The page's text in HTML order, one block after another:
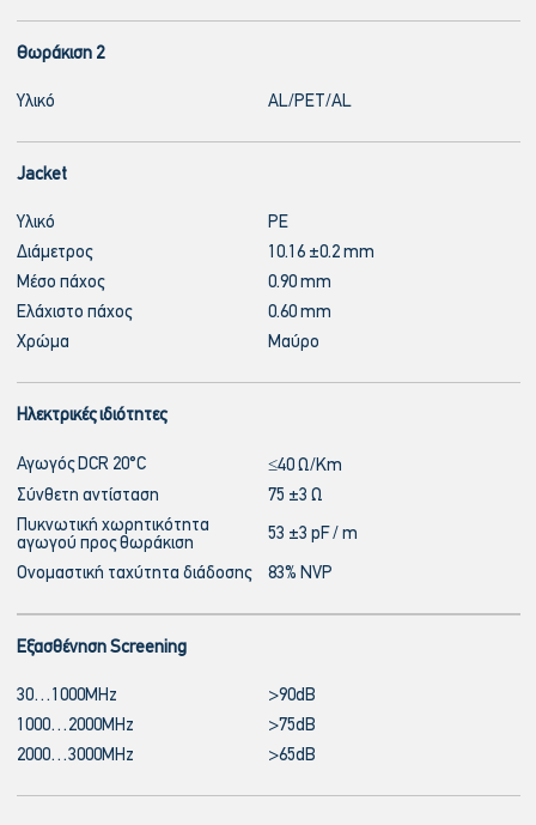
Θωράκιση 2
Υλικό AL/PET/AL
Jacket
Υλικό
PE
Διάμετρος
10.16 ±0.2 mm
Μέσο πάχος
0.90 mm
Ελάχιστο πάχος
0.60 mm
Χρώμα
Μαύρο
Ηλεκτρικές ιδιότητες
Αγωγός DCR 20°C
≤40 Ω/Km
Σύνθετη αντίσταση
75 ±3 Ω
Πυκνωτική χωρητικότητα
αγωγού προς θωράκιση
53 ±3 pF / m
Ονομαστική ταχύτητα διάδοσης 83% NVP
Εξασθένηση Screening
30…1000MHz
>90dB
1000…2000MHz
>75dB
2000…3000MHz
>65dB